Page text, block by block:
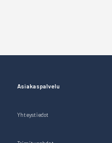
Asiakaspalvelu
Yhteystiedot